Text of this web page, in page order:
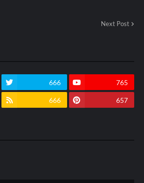
Next Post
666 765
666 657